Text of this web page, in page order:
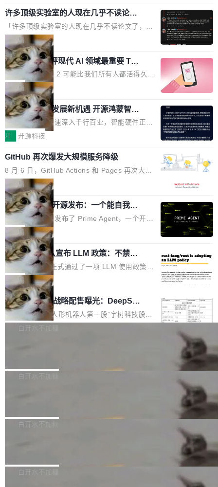
意思。比如我在一个后台管理系统里，需要填50
个表单字段，每个字段还有联动逻辑；比如我
想...
实时LCD监控屏，可充分满足当下高阶PC主机
的严苛使用需求。 澎湃功率，紧凑机身 钛金雕1
600PG5 AI TOP具备强悍输出功率，同时实现
机身尺寸大幅精简。整机长度仅16厘米，属于同
功率段机身尺寸十分紧凑的1600W电源产品。小
巧机身有效提升市面主流标准A...
复合增长率达5.44%,预计2032年将突破120亿美
元。数字广告与公共关系相关服务市场更是从20
25年的8463亿美元扩张至2026年的8763亿美
元。数字的背后是一个清晰的事实——品牌对专
业化营销服务的需求从未如此迫切。 但市场扩容
的同时,服务商的竞争逻辑正在改变。2026年Top
Agency年度合辑的观察指出,“产品”这个离消费
者最近的载体,在整个品牌营销层面的权重显著变
高了。全域营销服务商的竞争正在从规模转向深
度,案例厚度、全域覆盖、多线协同...
许多顶级实验室的人现在几乎不读论文
了
「许多顶级实验室的人现在几乎不读论文了，而
且他们认为 ICLR/ICML/NeurIPS 充斥着大量过
度宣传和欺诈。」 OpenAI 研究员 Keller Jorda
n 这条推文引发了广泛讨论。他不是在说风凉
话，他是说出了一个圈内人尽皆知但很少公开捅
破的事实。 Jordan 随后补充了一句软化声明：
「我不认为这些会议上大部分论文都在过度宣传
或造假。问题是，作为读者，如果你筛选出那些
看起来最令人兴奋的论文，那它们大部分都是过
度宣传的。」 这才是真正的痛点。不是所有论文
都有问题，是最吸引眼球的那批论文最有问题。
他引用的帖子来自 Mathew Shen，一位 ICLR 2
026 的读者：「看了篇 ...
局
xAI 前工程师评现代 AI 领域最重要 Top
3 开源项目
Flash Attention 2 可能比我们所有人都活得久。
这句话不是来自某个技术博客，而是出自 Hieu
Pham 的一条推文。Hieu Pham 是谁？他是 xAI
的早期工程师之一，在 Grok 训练基础设施团队
工作过。近日他在 X 上发了一条帖子，列出了他
认为现代 AI 领域最重要的三个开源项目。 第一
理由很具体。FA 系列不需要解释，但 FA2 是他
认为最重要的一个——复杂度恰到好处，刚好能
驱动你去学 CuTe，但还没被那些"邪恶的" Hopp
er++ 优化所淹没，足够容易修改和适配。 更关
键的是 FA2 的持久性...
局
共商智能硬件发展新机遇 开源鸿蒙智能
硬件开发者日杭州站即将举行
随着万物智联加速深入千行百业，智能硬件正从
单点设备迈向智能化、网联化、协同化发展。作
鸿蒙通过统一技术底座和分布式能力，为不同类
型智能设备的开发、连接与互联提供关键支撑，
也为产业链企业探索产品创新与商业增长打开新
的空间。 8月14日，开源鸿蒙智能硬件开发者日
（OHDD：OpenHarmony Hardware Develope
r Day）将在杭州启航。活动面向智能硬件产业
链企业和开发者，邀请行业专家与资深技术顾
问，围绕开源鸿蒙技术能力、设备适配、芯片适
配、功耗与稳定性调优、兼容性测评及统一互联
等内容展开系统讲解和实战交流，帮助企业进一
步了解开源鸿蒙在智能...
开 开源科技
GitHub 再次爆发大规模服务降级
8 月 6 日，GitHub Actions 和 Pages 再次大规
模服务降级，Actions 完全不可用超过 5 小时，
webhook 停发，连自托管 runner 也因调度层故
障无法工作。Pages、Copilot code review、C
opilot coding agent 全部受影响。从检测到完全
恢复，大约 12 小时。 这是 2026 年 8 月的第六
起事故，其中四起与 AI/Copilot 服务相关。 Git
Hub 员工 kdaigle 在 HN 讨论中贴出了一组数
据：2025 年全年 10 亿次 commit。现在，每周
2.75 亿次，全年预计 140 亿次。GitHub...
局
Prime Agent 开源发布：一个能自我改
进的编程 Agent，ARC-AGI 3 超越人类
专家基线
Prime Intellect 发布了 Prime Agent，一个开源
的编程 Agent Harness，核心设计围绕两个抽
象：Recursive Language Model（RLM）和 C
ontinual Harness。在 ARC-AGI 3 基准测试
上，Prime Agent + Opus 5 的组合达到了 95.
5% RHAE Best@1，超过了 ARC 报告的人类专
家基线 95.4%。 不是又一个 coding agent 包装
器 Prime Agent 的架构和市面上大多数 coding
agent 有本质区别。大多数 agent harness 的设
计是基于早期模型的能力—...
局
Rust 项目团队宣布 LLM 政策：不禁
止，但你要承认哪些代码不是你写的
Rust 语言项目正式通过了一项 LLM 使用政策，
覆盖 rust-lang/rust 单一仓库的代码贡献。这不
是项目级别的官方立场，目前由五个团队采纳，
但它可能是主流开源项目中关于 AI 辅助贡献最
细致的一份规则。 政策的核心只有一句话：LLM
可以用来分析、提炼、审阅、建议，但不能用来
不得生成涉及安全性的关键变更，除非作者本身
局
宇树科技 IPO 战略配售曝光：DeepSe
ek 获配 93.3 万股，锁定 36 个月
8月6日晚间，“人形机器人第一股”宇树科技股份
有限公司披露IPO发行价格及战略配售结果，杭
36个月。 公告显示，本次宇树科技战略配售对
员工参与设立的专项资产管理计划。其中，Dee
获配9...
白开水不加糖
Bug fixes and enhancements 修复多次传递同
一个回归问题，该问题导致拉取镜像时会拒绝包
题，该问题可能导致在旧版 Linux 内核...
白开水不加糖
e 孵化器项目管理委员会（IPMC）投票中获得
P）！这一里程碑不仅标志着 Fluss 迈入新的发
白开水不加糖
长期停止内容更新，未能实现其作为“AI版维基百
白开水不加糖